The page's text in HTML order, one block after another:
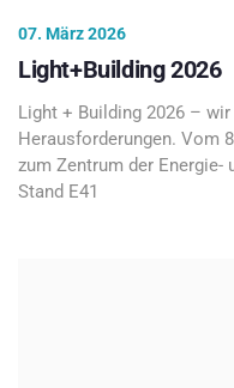
07. März 2026
Light+Building 2026
Light + Building 2026 –
Herausforderungen. Vom
zum Zentrum der Energie-
Stand E41